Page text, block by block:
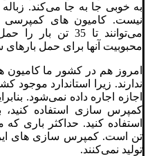
به خوبی جا به جا می‌کند.
نیست. کامیون های کمپرسی
می‌توانند تا 35 تن
محبوبیت آنها برای حمل
امروز هم در کشور ما کامیون
اجازه اجاره داده نمی‌شود.
کمپرس سازی استفاده کنید،
تن است. کمپرس سازی های
تولید نمی‌کنند.